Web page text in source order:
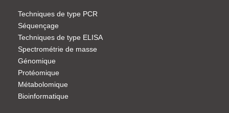
Techniques de type PCR
Séquençage
Techniques de type ELISA
Spectrométrie de masse
Génomique
Protéomique
Métabolomique
Bioinformatique